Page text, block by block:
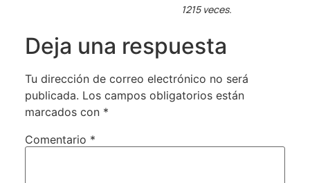
1215 veces.
Deja una respuesta
Tu dirección de correo electrónico no será
publicada. Los campos obligatorios están
marcados con *
Comentario *